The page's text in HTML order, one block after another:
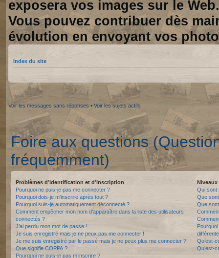
exposera vos images sur le Web.
Vous pouvez contribuer dès
évolution en envoyant vos
Index du site
Voir les messages sans réponses • Voir les sujets actifs
Foire aux questions
fréquemment)
Problèmes d’identification et d’inscription
Pourquoi ne puis-je pas me connecter ?
Pourquoi dois-je m’inscrire après tout ?
Pourquoi suis-je automatiquement déconnecté ?
Comment empêcher mon nom d’apparaître dans la liste des utilisateurs
connectés ?
J’ai perdu mon mot de passe !
Je suis enregistré mais je ne peux pas me connecter !
Je me suis enregistré par le passé mais je ne peux plus me connecter ?!
Que signifie COPPA ?
Pourquoi ne puis-je pas m’inscrire ?
Niveaux
Qui sont
Que
Que
Qu’est-
Qu’est-